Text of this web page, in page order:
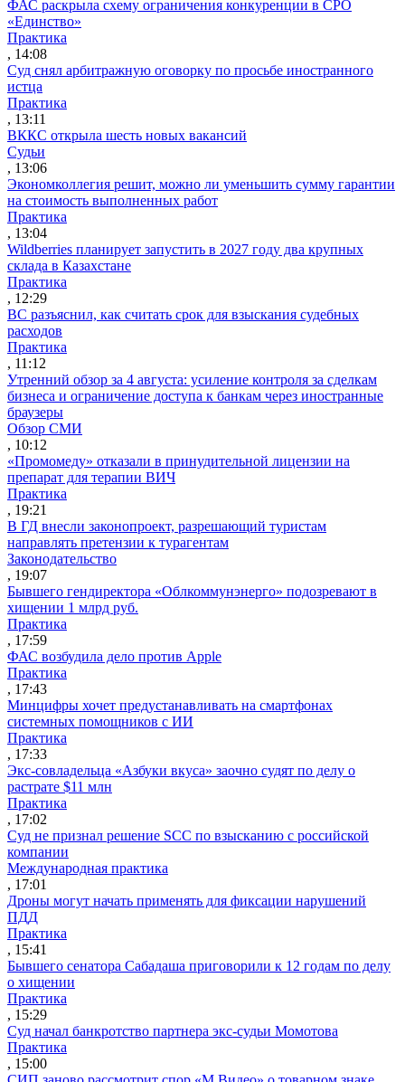
ФАС раскрыла схему ограничения конкуренции в СРО
«Единство»
Практика
, 14:08
Суд снял арбитражную оговорку по просьбе иностранного
истца
Практика
, 13:11
ВККС открыла шесть новых вакансий
Судьи
, 13:06
Экономколлегия решит, можно ли уменьшить сумму гарантии
на стоимость выполненных работ
Практика
, 13:04
Wildberries планирует запустить в 2027 году два крупных
склада в Казахстане
Практика
, 12:29
ВС разъяснил, как считать срок для взыскания судебных
расходов
Практика
, 11:12
Утренний обзор за 4 августа: усиление контроля за сделкам
бизнеса и ограничение доступа к банкам через иностранные
браузеры
Обзор СМИ
, 10:12
«Промомеду» отказали в принудительной лицензии на
препарат для терапии ВИЧ
Практика
, 19:21
В ГД внесли законопроект, разрешающий туристам
направлять претензии к турагентам
Законодательство
, 19:07
Бывшего гендиректора «Облкоммунэнерго» подозревают в
хищении 1 млрд руб.
Практика
, 17:59
ФАС возбудила дело против Apple
Практика
, 17:43
Минцифры хочет предустанавливать на смартфонах
системных помощников с ИИ
Практика
, 17:33
Экс-совладельца «Азбуки вкуса» заочно судят по делу о
растрате $11 млн
Практика
, 17:02
Суд не признал решение SCC по взысканию с российской
компании
Международная практика
, 17:01
Дроны могут начать применять для фиксации нарушений
ПДД
Практика
, 15:41
Бывшего сенатора Сабадаша приговорили к 12 годам по делу
о хищении
Практика
, 15:29
Суд начал банкротство партнера экс-судьи Момотова
Практика
, 15:00